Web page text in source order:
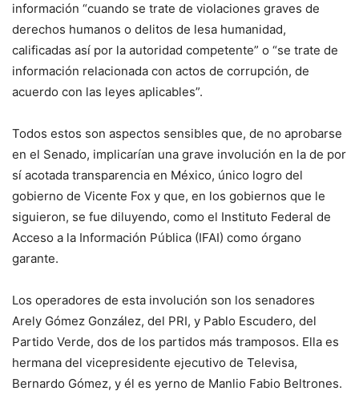
información “cuando se trate de violaciones graves de
derechos humanos o delitos de lesa humanidad,
calificadas así por la autoridad competente” o “se trate de
información relacionada con actos de corrupción, de
acuerdo con las leyes aplicables”.
Todos estos son aspectos sensibles que, de no aprobarse
en el Senado, implicarían una grave involución en la de por
sí acotada transparencia en México, único logro del
gobierno de Vicente Fox y que, en los gobiernos que le
siguieron, se fue diluyendo, como el Instituto Federal de
Acceso a la Información Pública (IFAI) como órgano
garante.
Los operadores de esta involución son los senadores
Arely Gómez González, del PRI, y Pablo Escudero, del
Partido Verde, dos de los partidos más tramposos. Ella es
hermana del vicepresidente ejecutivo de Televisa,
Bernardo Gómez, y él es yerno de Manlio Fabio Beltrones.